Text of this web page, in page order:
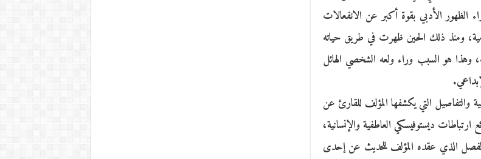
الظهور الأدبي بقوة أكبر عن الانفعالات
ومنذ ذلك الحين ظهرت في طريق حياته
وهذا هو السبب وراء ولعه الشخصي الهائل
والتفاصيل التي يكشفها المؤلف للقارئ عن
ديستوفيسكي العاطفية والإنسانية،
الفصل الذي عقده المؤلف للحديث عن إحدى